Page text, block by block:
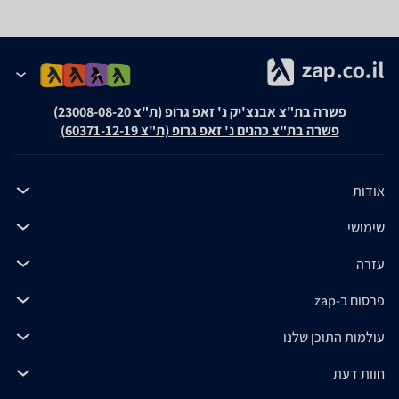
פשרה בת"צ אבנצ'יק נ' זאפ גרופ (ת"צ 23008-08-20)
פשרה בת"צ כהנים נ' זאפ גרופ (ת"צ 60371-12-19)
אודות
שימושי
עזרה
פרסום ב-zap
עולמות התוכן שלנו
חוות דעת